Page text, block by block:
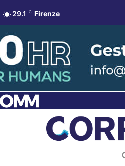
29.1 C Firenze